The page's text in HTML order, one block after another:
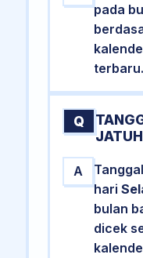
pada
terbaru.
Q
A
hari
bulan
dicek